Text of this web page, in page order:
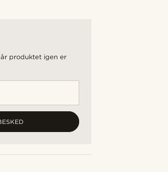
produktet igen er